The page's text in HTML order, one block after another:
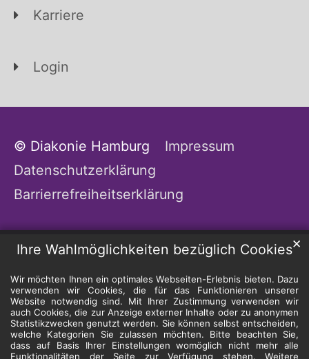
Ihre Wahlmöglichkeiten bezüglich Cookies
Wir möchten Ihnen ein optimales Webseiten-Erlebnis bieten. Dazu
verwenden wir Cookies, die für das Funktionieren unserer
Website notwendig sind. Mit Ihrer Zustimmung verwenden wir
auch Cookies, die zur Anzeige externer Inhalte oder zu anonymen
Statistikzwecken genutzt werden. Sie können selbst entscheiden,
welche Kategorien Sie zulassen möchten. Bitte beachten Sie,
dass auf Basis Ihrer Einstellungen womöglich nicht mehr alle
Funktionalitäten der Seite zur Verfügung stehen. Weitere
✕
Karriere
Login
© Diakonie Hamburg
Impressum
Datenschutzerklärung
Barrierrefreiheitserklärung